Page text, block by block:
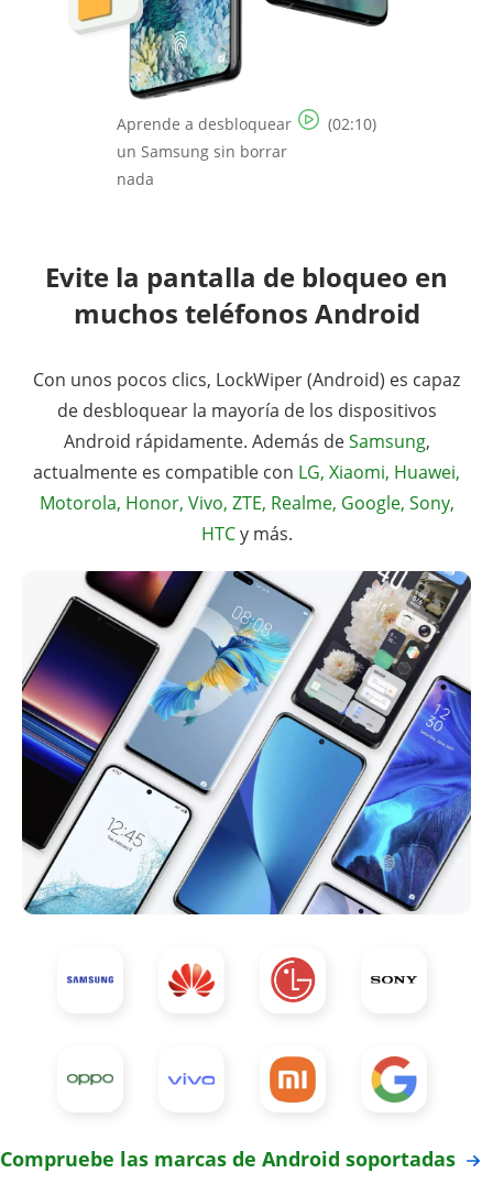
Aprende a desbloquear
un Samsung sin borrar
nada
(02:10)
Evite la pantalla de bloqueo en
muchos teléfonos Android
Con unos pocos clics, LockWiper (Android) es capaz
de desbloquear la mayoría de los dispositivos
Android rápidamente. Además deSamsung,
actualmente es compatible con LG, Xiaomi, Huawei,
Motorola, Honor, Vivo, ZTE, Realme, Google, Sony,
HTCy más.
Compruebe las marcas de Android soportadas